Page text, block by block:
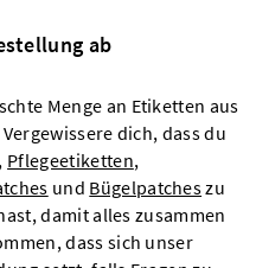
ab
Menge an Etiketten aus
dich, dass du
Pflegeetiketten,
und Bügelpatcheszu
damit alles zusammen
dass sich unser